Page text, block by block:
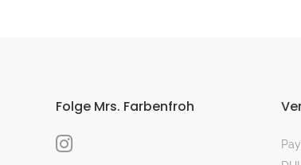
Folge Mrs. Farbenfroh